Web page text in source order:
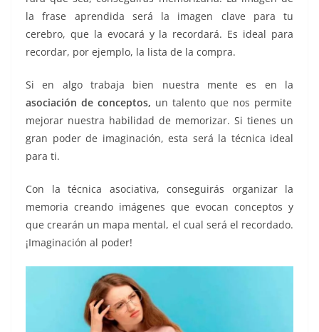
la frase aprendida será la imagen clave para tu
cerebro, que la evocará y la recordará. Es ideal para
recordar, por ejemplo, la lista de la compra.
Si en algo trabaja bien nuestra mente es en la
asociación de conceptos, un talento que nos permite
mejorar nuestra habilidad de memorizar. Si tienes un
gran poder de imaginación, esta será la técnica ideal
para ti.
Con la técnica asociativa, conseguirás organizar la
memoria creando imágenes que evocan conceptos y
que crearán un mapa mental, el cual será el recordado.
¡Imaginación al poder!